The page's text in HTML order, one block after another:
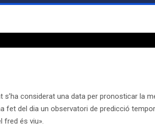
s’ha considerat una data per pronosticar la
fet del dia un observatori de predicció
fred és viu».